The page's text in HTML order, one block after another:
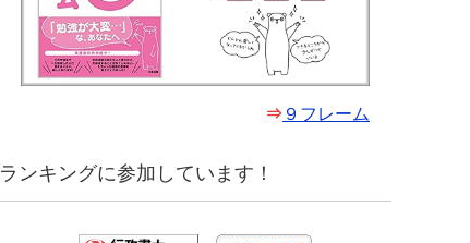
⇒ ９フレーム
ランキングに参加しています！